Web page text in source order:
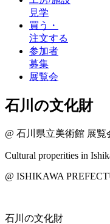
見学
買う・
注文する
参加者
募集
展覧会
石川の文化財
@ 石川県立美術館 展覧
Cultural properities in
@ ISHIKAWA
石川の文化財